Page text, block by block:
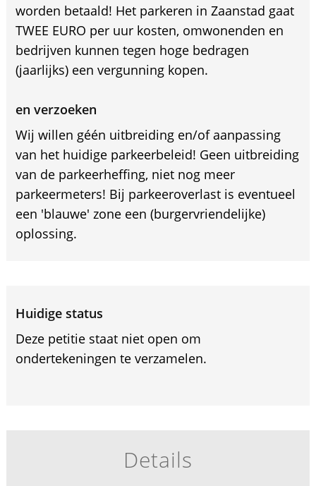
worden betaald! Het parkeren in Zaanstad gaat
TWEE EURO per uur kosten, omwonenden en
bedrijven kunnen tegen hoge bedragen
(jaarlijks) een vergunning kopen.
en verzoeken
Wij willen géén uitbreiding en/of aanpassing
van het huidige parkeerbeleid! Geen uitbreiding
van de parkeerheffing, niet nog meer
parkeermeters! Bij parkeeroverlast is eventueel
een 'blauwe' zone een (burgervriendelijke)
oplossing.
Huidige status
Deze petitie staat niet open om
ondertekeningen te verzamelen.
Details